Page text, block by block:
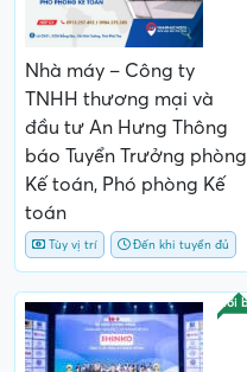
Nhà máy – Công ty
TNHH thương mại và
đầu tư An Hưng Thông
báo Tuyển Trưởng phòng
Kế toán, Phó phòng Kế
toán
Tùy vị trí Đến khi tuyển đủ
Nổi